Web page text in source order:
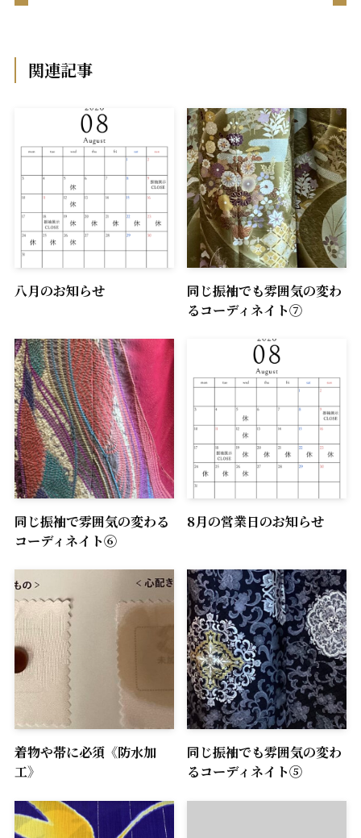
関連記事
八月のお知らせ
同じ振袖でも雰囲気の変わ
るコーディネイト⑦
同じ振袖で雰囲気の変わる
コーディネイト⑥
8月の営業日のお知らせ
着物や帯に必須《防水加
工》
同じ振袖でも雰囲気の変わ
るコーディネイト⑤